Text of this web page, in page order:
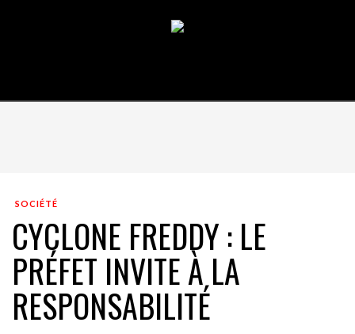
SOCIÉTÉ
CYCLONE FREDDY : LE
PRÉFET INVITE À LA
RESPONSABILITÉ